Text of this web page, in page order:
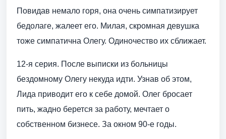
Повидав немало горя, она очень симпатизирует
бедолаге, жалеет его. Милая, скромная девушка
тоже симпатична Олегу. Одиночество их сближает.
12-я серия. После выписки из больницы
бездомному Олегу некуда идти. Узнав об этом,
Лида приводит его к себе домой. Олег бросает
пить, жадно берется за работу, мечтает о
собственном бизнесе. За окном 90-е годы.